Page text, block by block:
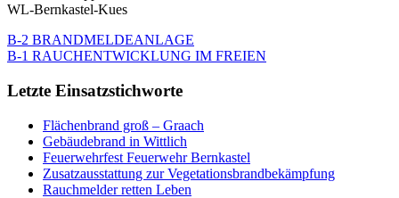
WL-Bernkastel-Kues
B-2 BRANDMELDEANLAGE
B-1 RAUCHENTWICKLUNG IM FREIEN
Letzte Einsatzstichworte
Flächenbrand groß – Graach
Gebäudebrand in Wittlich
Feuerwehrfest Feuerwehr Bernkastel
Zusatzausstattung zur Vegetationsbrandbekämpfung
Rauchmelder retten Leben